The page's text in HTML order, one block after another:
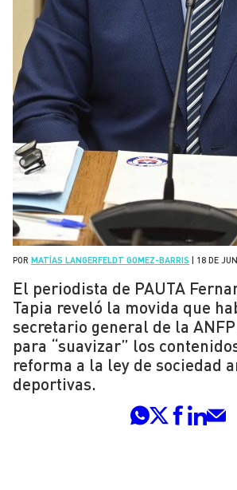
POR MATÍAS LANGERFELDT GOMEZ-BARRIS 18 DE
El periodista de PAUTA
Tapia reveló la movida que
secretario general de la
para “suavizar” los
reforma a la ley de sociedad
deportivas.